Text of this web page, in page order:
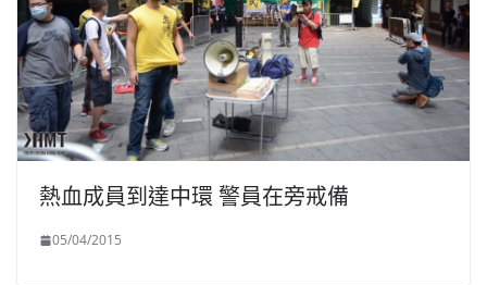
熱血成員到達中環 警員在旁戒備
05/04/2015